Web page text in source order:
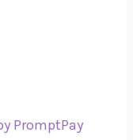
PromptPay